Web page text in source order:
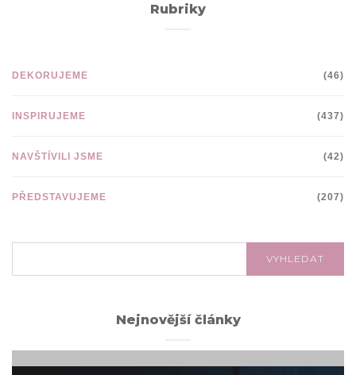
Rubriky
DEKORUJEME (46)
INSPIRUJEME (437)
NAVŠTÍVILI JSME (42)
PŘEDSTAVUJEME (207)
VYHLEDAT
Nejnovější články